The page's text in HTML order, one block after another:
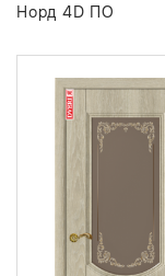
Норд 4D ПО